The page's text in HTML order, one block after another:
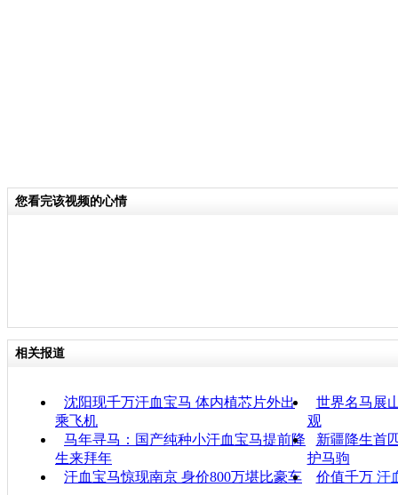
您看完该视频的心情
相关报道
沈阳现千万汗血宝马 体内植芯片外出
乘飞机
世界名马展
观
马年寻马：国产纯种小汗血宝马提前降
生来拜年
新疆降生首
护马驹
汗血宝马惊现南京 身价800万堪比豪车
价值千万汗